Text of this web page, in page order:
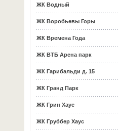
ЖК Водный
ЖК Воробьевы Горы
ЖК Времена Года
ЖК ВТБ Арена парк
ЖК Гарибальди д. 15
ЖК Гранд Парк
ЖК Грин Хаус
ЖК Груббер Хаус